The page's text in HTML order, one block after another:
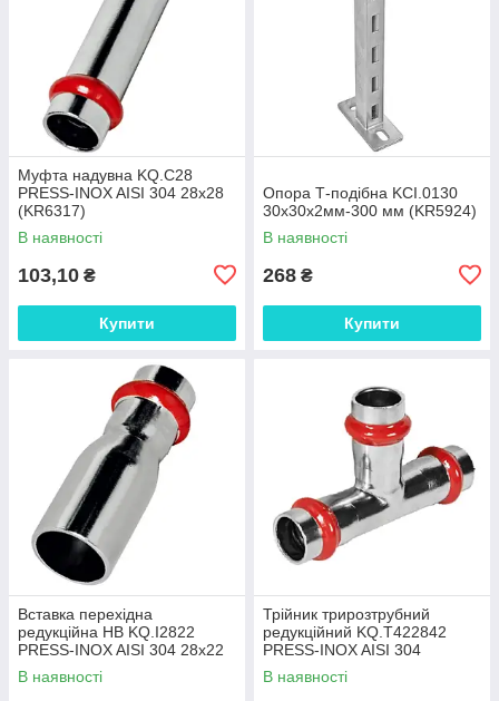
Муфта надувна KQ.C28
PRESS-INOX AISI 304 28x28
(KR6317)
В наявності
103,10 ₴
Купити
Опора Т-подібна KCI.0130
30x30x2мм-300 мм (KR5924)
В наявності
268 ₴
Купити
Вставка перехідна
редукційна НВ KQ.I2822
PRESS-INOX AISI 304 28x22
(KR6326)
В наявності
Трійник трирозтрубний
редукційний KQ.T422842
PRESS-INOX AISI 304
42x28x42 (KR6363)
В наявності